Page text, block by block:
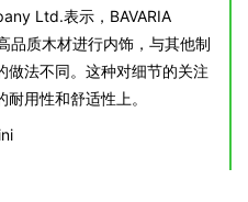
Ltd.表示，BAVARIA
品质木材进行内饰，与其他制
做法不同。这种对细节的关注
耐用性和舒适性上。